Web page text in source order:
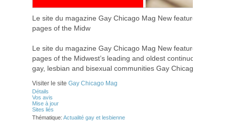
Le site du magazine Gay Chicago Mag New features and
pages of the Midw
Le site du magazine Gay Chicago Mag New features and
pages of the Midwest’s leading and oldest continuous
gay, lesbian and bisexual communities Gay Chicago
Visiter le site Gay Chicago Mag
Détails
Vos avis
Mise à jour
Sites liés
Thématique: Actualité gay et lesbienne